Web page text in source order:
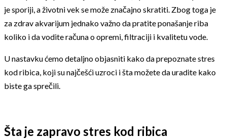
je sporiji, a životni vek se može značajno skratiti. Zbog toga je
za zdrav akvarijum jednako važno da pratite ponašanje riba
koliko i da vodite računa o opremi, filtraciji i kvalitetu vode.
U nastavku ćemo detaljno objasniti kako da prepoznate stres
kod ribica, koji su najčešći uzroci i šta možete da uradite kako
biste ga sprečili.
Šta je zapravo stres kod ribica